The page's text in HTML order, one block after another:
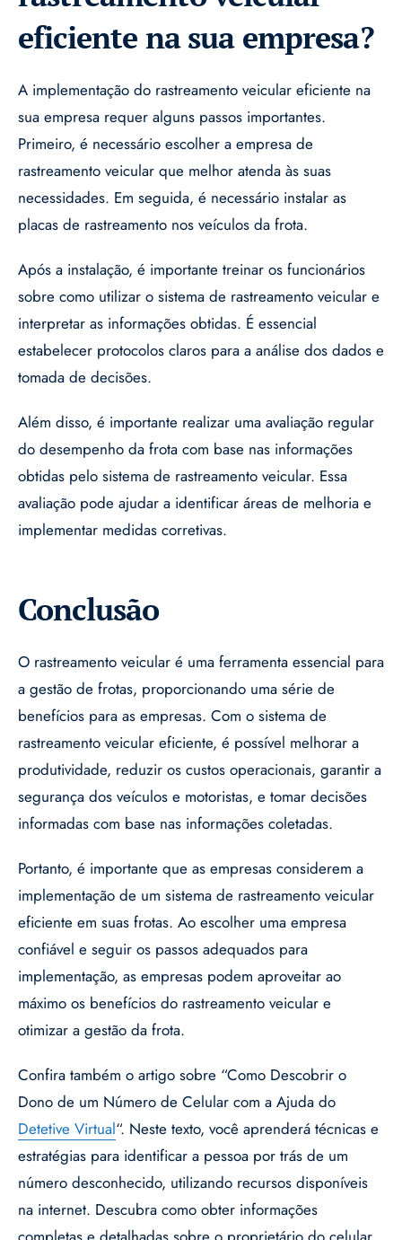
eficiente na sua empresa?
A implementação do rastreamento veicular eficiente na
sua empresa requer alguns passos importantes.
Primeiro, é necessário escolher a empresa de
rastreamento veicular que melhor atenda às suas
necessidades. Em seguida, é necessário instalar as
placas de rastreamento nos veículos da frota.
Após a instalação, é importante treinar os funcionários
sobre como utilizar o sistema de rastreamento veicular e
interpretar as informações obtidas. É essencial
estabelecer protocolos claros para a análise dos dados e
tomada de decisões.
Além disso, é importante realizar uma avaliação regular
do desempenho da frota com base nas informações
obtidas pelo sistema de rastreamento veicular. Essa
avaliação pode ajudar a identificar áreas de melhoria e
implementar medidas corretivas.
Conclusão
O rastreamento veicular é uma ferramenta essencial para
a gestão de frotas, proporcionando uma série de
benefícios para as empresas. Com o sistema de
rastreamento veicular eficiente, é possível melhorar a
produtividade, reduzir os custos operacionais, garantir a
segurança dos veículos e motoristas, e tomar decisões
informadas com base nas informações coletadas.
Portanto, é importante que as empresas considerem a
implementação de um sistema de rastreamento veicular
eficiente em suas frotas. Ao escolher uma empresa
confiável e seguir os passos adequados para
implementação, as empresas podem aproveitar ao
máximo os benefícios do rastreamento veicular e
otimizar a gestão da frota.
Confira também o artigo sobre “Como Descobrir o
Dono de um Número de Celular com a Ajuda do
Detetive Virtual“. Neste texto, você aprenderá técnicas e
estratégias para identificar a pessoa por trás de um
número desconhecido, utilizando recursos disponíveis
na internet. Descubra como obter informações